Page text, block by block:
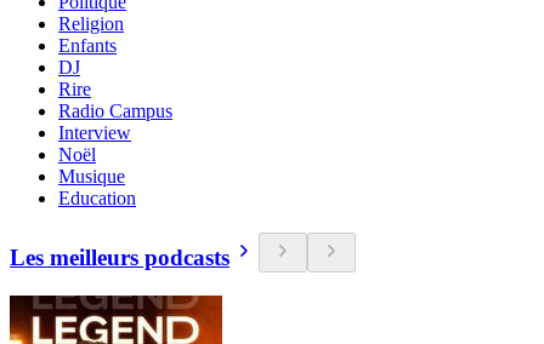
Religion
Enfants
DJ
Rire
Radio Campus
Interview
Noël
Musique
Education
Les meilleurs podcasts